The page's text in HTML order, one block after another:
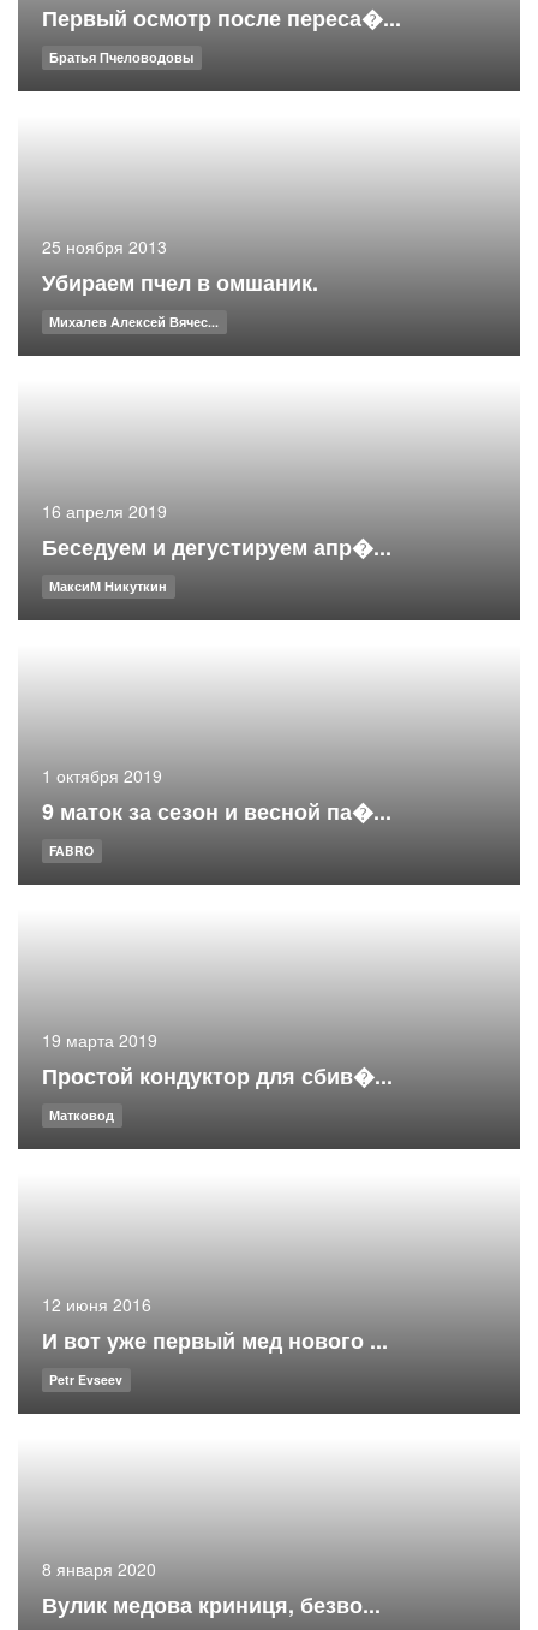
Первый осмотр после переса�...
Братья Пчеловодовы
25 ноября 2013
Убираем пчел в омшаник.
Михалев Алексей Вячес...
16 апреля 2019
Беседуем и дегустируем апр�...
МаксиМ Никуткин
1 октября 2019
9 маток за сезон и весной па�...
FABRO
19 марта 2019
Простой кондуктор для сбив�...
Матковод
12 июня 2016
И вот уже первый мед нового ...
Petr Evseev
8 января 2020
Вулик медова криниця, безво...